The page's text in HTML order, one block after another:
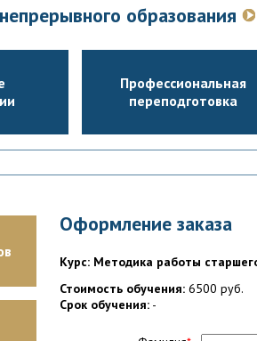
образования
Профессиональная
переподготовка
Оформление заказа
Курс: Методика работы
Стоимость обучения: 6500 руб.
Срок обучения: -